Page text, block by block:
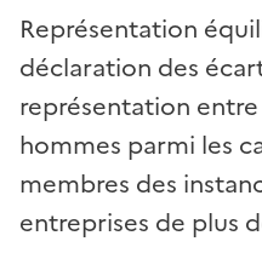
Représentation
déclaration des
représentation
hommes parmi les
membres des
entreprises de plus